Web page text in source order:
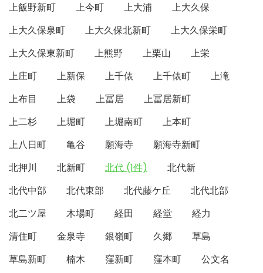
上飯野新町
上今町 上大浦
上大久保
上大久保泉町
上大久保北新町
上大久保栄町
上大久保東新町
上熊野 上栗山
上栄
上庄町
上新保 上千俵 上千俵町
上滝
上布目
上袋 上冨居
上冨居新町
上二杉
上堀町 上堀南町
上本町
上八日町
亀谷 願海寺
願海寺新町
北押川
北新町 北代 (1件)
北代新
北代中部
北代東部 北代藤ケ丘
北代北部
北二ツ屋
木場町 経田 経堂
経力
清住町
金泉寺 銀嶺町 久郷
草島
草島新町
楠木 窪新町 窪本町
公文名